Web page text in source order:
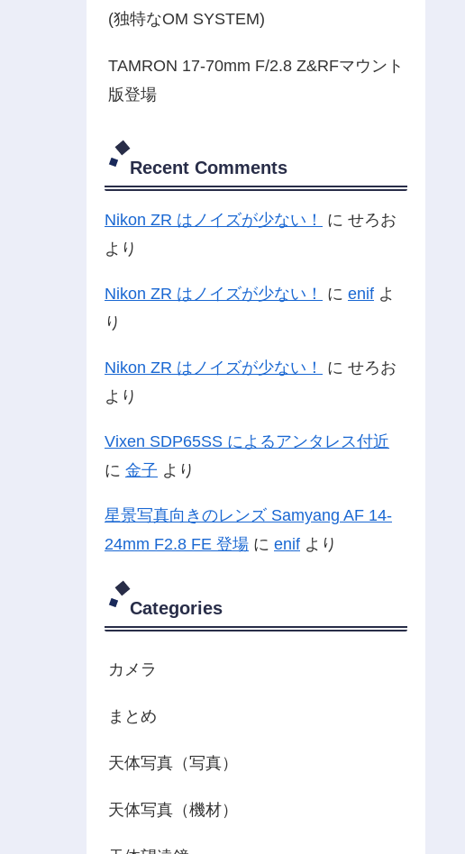
(独特なOM SYSTEM)
TAMRON 17-70mm F/2.8 Z&RFマウント
版登場
Recent Comments
Nikon ZR はノイズが少ない！ に せろお
より
Nikon ZR はノイズが少ない！ に enif よ
り
Nikon ZR はノイズが少ない！ に せろお
より
Vixen SDP65SS によるアンタレス付近
に 金子 より
星景写真向きのレンズ Samyang AF 14-
24mm F2.8 FE 登場 に enif より
Categories
カメラ
まとめ
天体写真（写真）
天体写真（機材）